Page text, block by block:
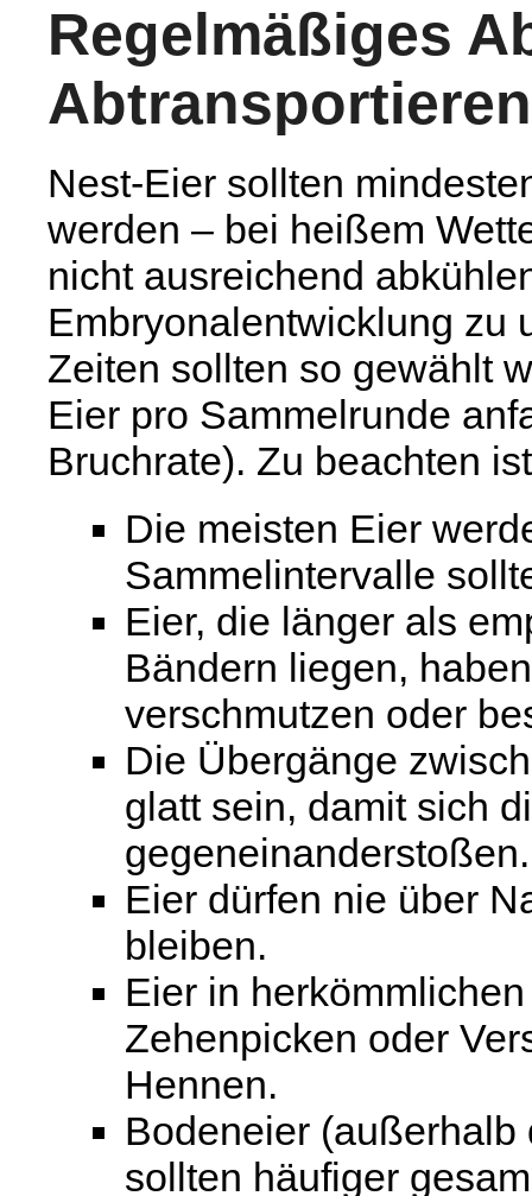
Regelmäßiges
Abtransportieren
Nest-Eier sollten
werden – bei heißem
nicht ausreichend
Embryonalentwicklung zu
Zeiten sollten so gewählt
Eier pro Sammelrunde
Bruchrate). Zu beachten
Die meisten Eier
Sammelintervalle
Eier, die länger als
Bändern liegen,
verschmutzen oder
Die Übergänge
glatt sein, damit sich
gegeneinanderstoßen.
Eier dürfen nie über
bleiben.
Eier in
Zehenpicken oder
Hennen.
Bodeneier
sollten häufiger